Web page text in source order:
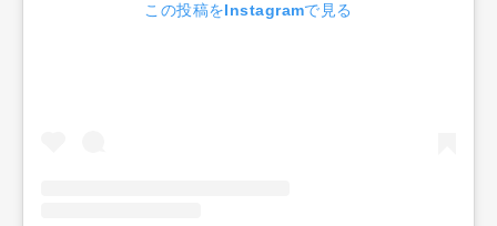
この投稿をInstagramで見る